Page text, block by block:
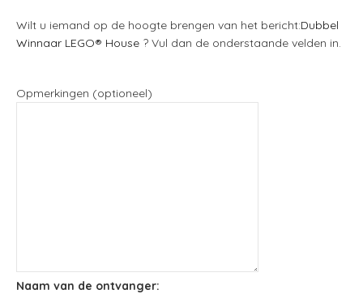
Wilt u iemand op de hoogte brengen van het bericht:Dubbel
Winnaar LEGO® House ? Vul dan de onderstaande velden in.
Opmerkingen (optioneel)
Naam van de ontvanger: